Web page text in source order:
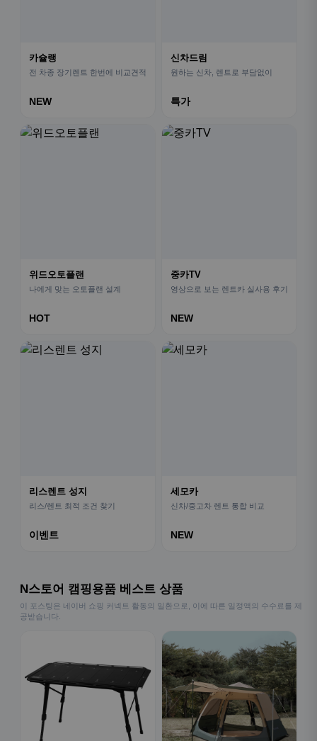
카슐랭
전 차종 장기렌트 한번에 비교견적
NEW
신차드림
원하는 신차, 렌트로 부담없이
특가
위드오토플랜
나에게 맞는 오토플랜 설계
HOT
중카TV
영상으로 보는 렌트카 실사용 후기
NEW
리스렌트 성지
리스/렌트 최적 조건 찾기
이벤트
세모카
신차/중고차 렌트 통합 비교
NEW
N스토어 캠핑용품 베스트 상품
이 포스팅은 네이버 쇼핑 커넥트 활동의 일환으로, 이에 따른 일정액의 수수료를 제
공받습니다.